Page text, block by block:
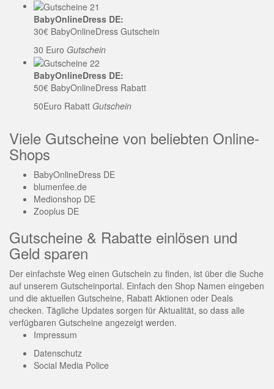
BabyOnlineDress DE:
30€ BabyOnlineDress Gutschein
30 Euro Gutschein
BabyOnlineDress DE:
50€ BabyOnlineDress Rabatt
50Euro Rabatt Gutschein
Viele Gutscheine von beliebten Online-
Shops
BabyOnlineDress DE
blumenfee.de
Medionshop DE
Zooplus DE
Gutscheine & Rabatte einlösen und
Geld sparen
Der einfachste Weg einen Gutschein zu finden, ist über die Suche
auf unserem Gutscheinportal. Einfach den Shop Namen eingeben
und die aktuellen Gutscheine, Rabatt Aktionen oder Deals
checken. Tägliche Updates sorgen für Aktualität, so dass alle
verfügbaren Gutscheine angezeigt werden.
Impressum
Datenschutz
Social Media Police